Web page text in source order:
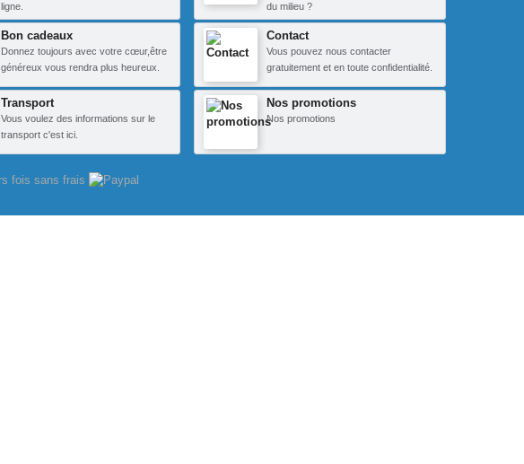
ligne.
Bon cadeaux
Donnez toujours avec votre cœur,être
généreux vous rendra plus heureux.
Transport
Vous voulez des informations sur le
transport c'est ici.
du milieu ?
Contact
Vous pouvez nous contacter
gratuitement et en toute confidentialité.
Nos promotions
Nos promotions